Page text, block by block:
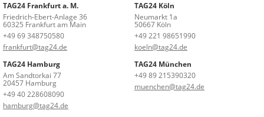
TAG24 Frankfurt a. M.
Friedrich-Ebert-Anlage 36
60325 Frankfurt am Main
+49 69 348750580
frankfurt@tag24.de
TAG24 Köln
Neumarkt 1a
50667 Köln
+49 221 98651990
koeln@tag24.de
TAG24 Hamburg
Am Sandtorkai 77
20457 Hamburg
+49 40 228608090
hamburg@tag24.de
TAG24 München
+49 89 215390320
muenchen@tag24.de